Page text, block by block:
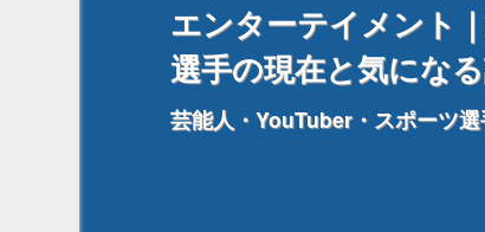
エンターテイメント
選手の現在と気にな
芸能人・YouTuber・スポーツ